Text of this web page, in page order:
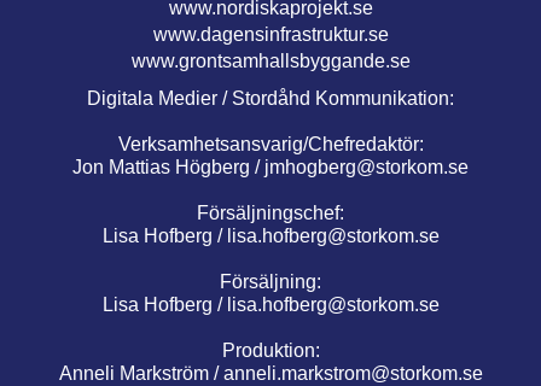
www.nordiskaprojekt.se
www.dagensinfrastruktur.se
www.grontsamhallsbyggande.se
Digitala Medier / Stordåhd Kommunikation:
Verksamhetsansvarig/Chefredaktör:
Jon Mattias Högberg / jmhogberg@storkom.se
Försäljningschef:
Lisa Hofberg / lisa.hofberg@storkom.se
Försäljning:
Lisa Hofberg / lisa.hofberg@storkom.se
Produktion:
Anneli Markström /anneli.markstrom@storkom.se